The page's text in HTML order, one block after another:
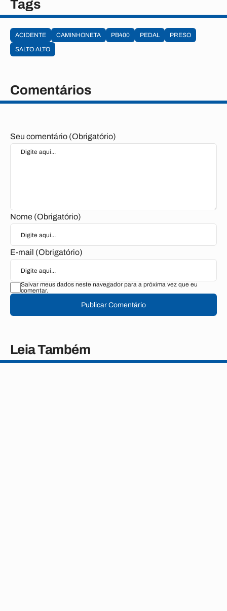
Tags
ACIDENTE CAMINHONETA PB400 PEDAL
PRESO
SALTO ALTO
Comentários
Seu comentário (Obrigatório)
Nome (Obrigatório)
E-mail (Obrigatório)
Salvar meus dados neste navegador para a próxima vez que eu
comentar.
Publicar Comentário
Leia Também